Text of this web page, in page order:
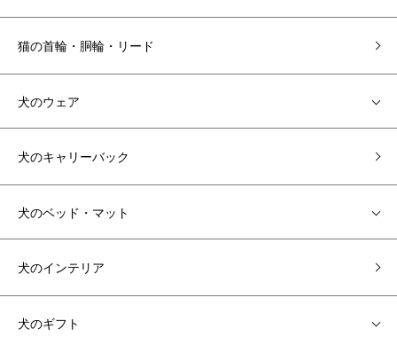
猫の首輪・胴輪・リード
犬のウェア
犬のキャリーバック
犬のベッド・マット
犬のインテリア
犬のギフト